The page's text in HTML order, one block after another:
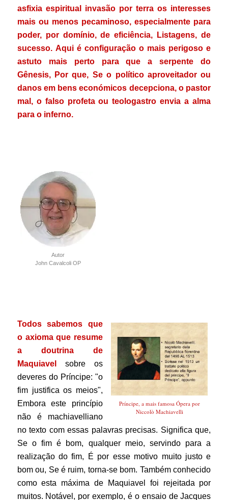
asfixia espiritual invasão por terra os interesses
mais ou menos pecaminoso, especialmente para
poder, por domínio, de eficiência, Listagens, de
sucesso. Aqui é configuração o mais perigoso e
astuto mais perto para que a serpente do
Gênesis, Por que, Se o político aproveitador ou
danos em bens económicos decepciona, o pastor
mal, o falso profeta ou teologastro envia a alma
para o inferno.
Autor
John Cavalcoli OP
Príncipe, a mais famosa Ópera por
Niccolò Machiavelli
Todos sabemos que
o axioma que resume
a doutrina de
Maquiavel
sobre os
deveres do Príncipe: "o
fim justifica os meios",
Embora este princípio
não é machiavelliano
no texto com essas palavras precisas. Significa que,
Se o fim é bom, qualquer meio, servindo para a
realização do fim, É por esse motivo muito justo e
bom ou, Se é ruim, torna-se bom. Também conhecido
como esta máxima de Maquiavel foi rejeitada por
muitos. Notável, por exemplo, é o ensaio de Jacques